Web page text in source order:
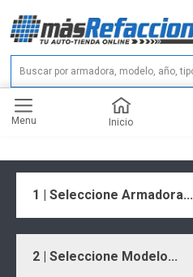
Menu Inicio
1 | Seleccione Armadora...
2 | Seleccione Modelo...